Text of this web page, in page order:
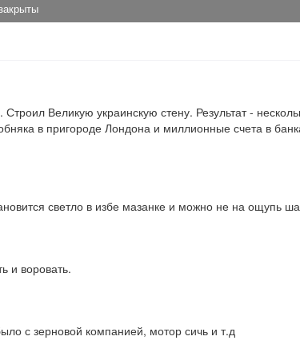
Великую украинскую стену. Результат -
в пригороде Лондона и миллионные счета в
светло в избе мазанке и можно не на ощупь
и воровать.
с зерновой компанией, мотор сичь и т.д